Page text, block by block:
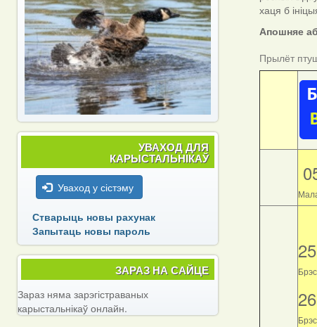
хаця б
Апошняе
Прылёт
УВАХОД ДЛЯ
КАРЫСТАЛЬНІКАЎ
Уваход у сістэму
Стварыць новы рахунак
Запытаць новы пароль
ЗАРАЗ НА САЙЦЕ
Зараз няма зарэгістраваных
карыстальнікаў онлайн.